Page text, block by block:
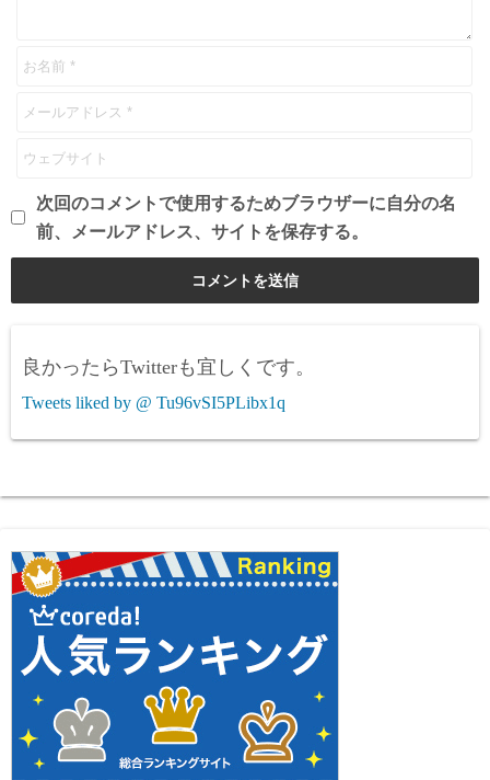
次回のコメントで使用するためブラウザーに自分の名
前、メールアドレス、サイトを保存する。
良かったらTwitterも宜しくです。
Tweets liked by @ Tu96vSI5PLibx1q